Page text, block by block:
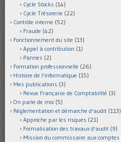
Cycle Stocks (14)
Cycle Trésorerie (22)
Contrôle interne (52)
Fraude (42)
Fonctionnement du site (13)
Appel à contribution (1)
Pannes (2)
Formation professionnelle (26)
Histoire de l'informatique (15)
Mes publications (3)
Revue Française de Comptabilité (3)
On parle de moi (5)
Réglementation et démarche d'audit (113)
Approche par les risques (21)
Formalisation des travaux d'audit (9)
Mission du commissaire aux comptes